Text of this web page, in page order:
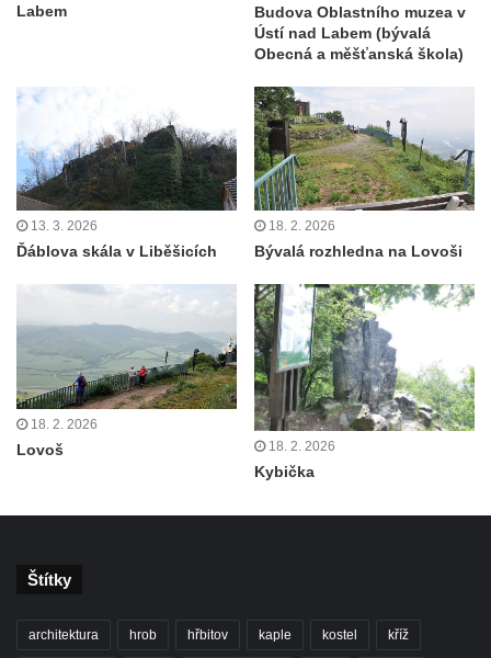
Labem
Budova Oblastního muzea v
Ústí nad Labem (bývalá
Obecná a měšťanská škola)
13. 3. 2026
Ďáblova skála v Liběšicích
18. 2. 2026
Bývalá rozhledna na Lovoši
18. 2. 2026
Lovoš 18. 2. 2026
Kybička
Štítky
architektura hrob hřbitov kaple kostel kříž